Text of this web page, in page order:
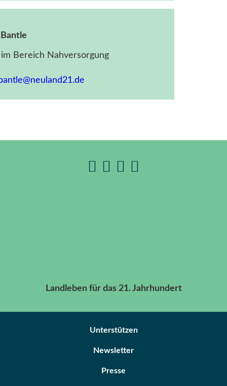
Bereich Nahversorgung
Landleben für das 21. Jahrhundert
Unterstützen
Newsletter
Presse